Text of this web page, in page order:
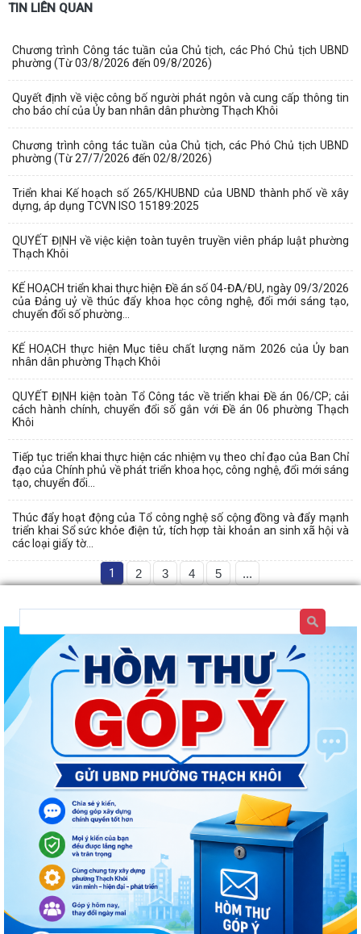
TIN LIÊN QUAN
Chương trình Công tác tuần của Chủ tịch, các Phó Chủ tịch UBND
phường (Từ 03/8/2026 đến 09/8/2026)
Quyết định về việc công bố người phát ngôn và cung cấp thông tin
cho báo chí của Ủy ban nhân dân phường Thạch Khôi
Chương trình công tác tuần của Chủ tịch, các Phó Chủ tịch UBND
phường (Từ 27/7/2026 đến 02/8/2026)
Triển khai Kế hoạch số 265/KHUBND của UBND thành phố về xây
dựng, áp dụng TCVN ISO 15189:2025
QUYẾT ĐỊNH về việc kiện toàn tuyên truyền viên pháp luật phường
Thạch Khôi
KẾ HOẠCH triển khai thực hiện Đề án số 04-ĐA/ĐU, ngày 09/3/2026
của Đảng uỷ về thúc đẩy khoa học công nghệ, đổi mới sáng tạo,
chuyển đổi số phường...
KẾ HOẠCH thực hiện Mục tiêu chất lượng năm 2026 của Ủy ban
nhân dân phường Thạch Khôi
QUYẾT ĐỊNH kiện toàn Tổ Công tác về triển khai Đề án 06/CP; cải
cách hành chính, chuyển đổi số gắn với Đề án 06 phường Thạch
Khôi
Tiếp tục triển khai thực hiện các nhiệm vụ theo chỉ đạo của Ban Chỉ
đạo của Chính phủ về phát triển khoa học, công nghệ, đổi mới sáng
tạo, chuyển đổi...
Thúc đẩy hoạt động của Tổ công nghệ số cộng đồng và đẩy mạnh
triển khai Sổ sức khỏe điện tử, tích hợp tài khoản an sinh xã hội và
các loại giấy tờ...
1 2 3 4 5 ...